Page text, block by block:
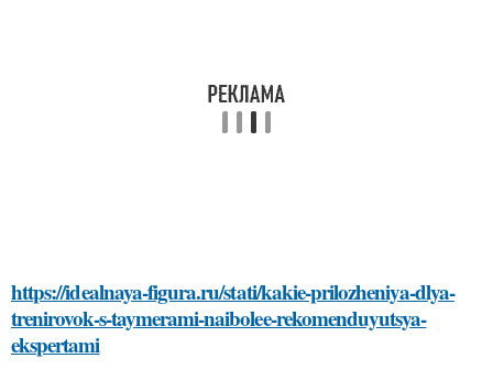
https://idealnaya-figura.ru/stati/kakie-prilozheniya-dlya-
trenirovok-s-taymerami-naibolee-rekomenduyutsya-
ekspertami